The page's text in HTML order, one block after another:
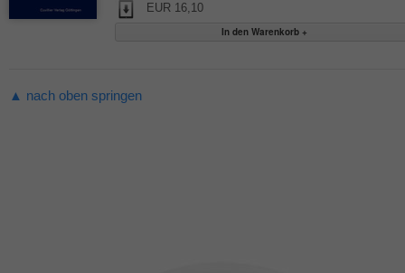
EUR 16,10
▲ nach oben springen